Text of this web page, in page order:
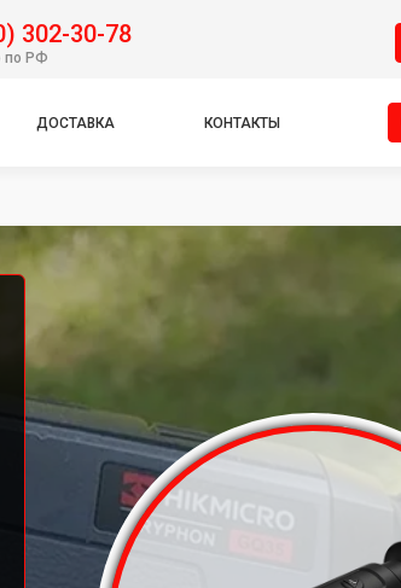
302-30-78
по РФ
ДОСТАВКА КОНТАКТЫ